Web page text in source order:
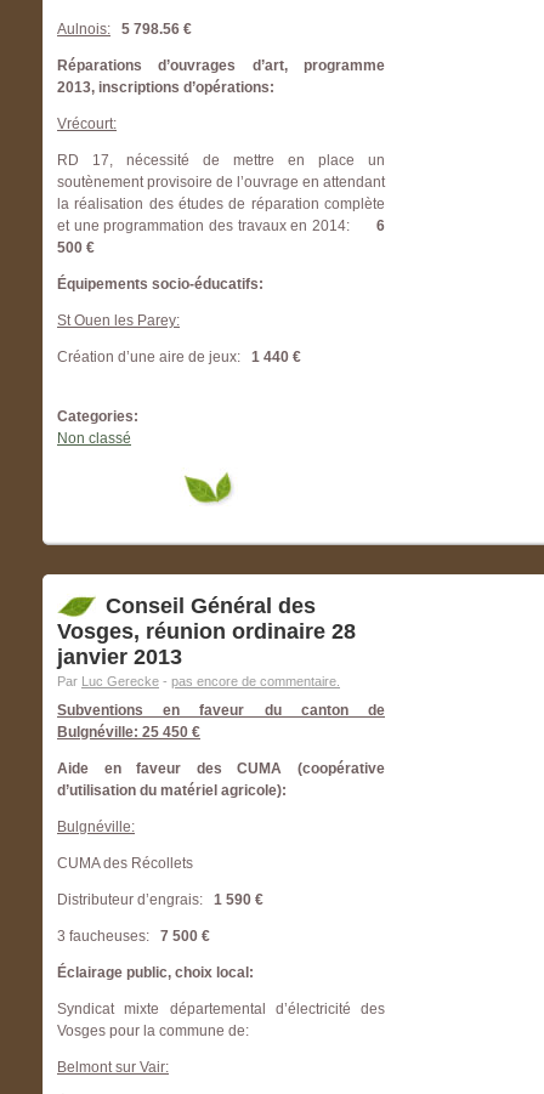
Aulnois: 5 798.56 €
Réparations d’ouvrages d’art, programme
2013, inscriptions d’opérations:
Vrécourt:
RD 17, nécessité de mettre en place un
soutènement provisoire de l’ouvrage en attendant
la réalisation des études de réparation complète
et une programmation des travaux en 2014:
6
500 €
Équipements socio-éducatifs:
St Ouen les Parey:
Création d’une aire de jeux: 1 440 €
Categories:
Non classé
Conseil Général des
Vosges, réunion ordinaire 28
janvier 2013
Par Luc Gerecke - pas encore de commentaire.
Subventions en faveur du canton de
Bulgnéville: 25 450 €
Aide en faveur des CUMA (coopérative
d’utilisation du matériel agricole):
Bulgnéville:
CUMA des Récollets
Distributeur d’engrais: 1 590 €
3 faucheuses: 7 500 €
Éclairage public, choix local:
Syndicat mixte départemental d’électricité des
Vosges pour la commune de:
Belmont sur Vair: